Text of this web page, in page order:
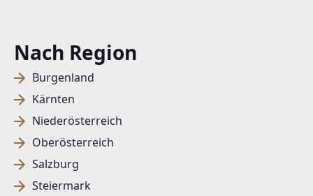
Nach Region
Burgenland
Kärnten
Niederösterreich
Oberösterreich
Salzburg
Steiermark